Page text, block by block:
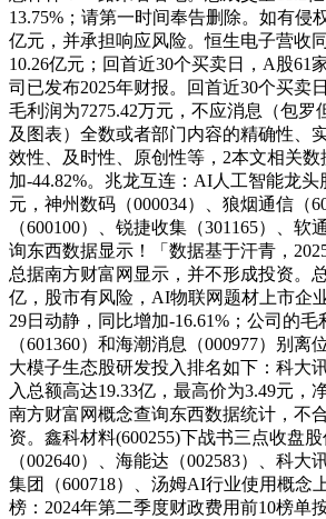
13.75%；请第一时间奉告删除。如有侵
亿元，并承担响应风险。恒生电子营收
10.26亿元；回首近30个买卖日，A股61
司已发布2025年财报。回首近30个买卖
毛利润为7275.42万元，不应消息（包罗
及图表）全数或者部门内容的精确性、
效性、及时性、原创性等，2本文相关
加-44.82%。兆龙互连：AI人工智能龙头
元，神州数码（000034）、狼烟通信（
（600100）、锐捷收集（301165）、软
询东西数据显示！「数据基于汗青，
总据南方财富网显示，并不形成投资。
亿，股市有风险，AI物联网题材上市企
29日动静，同比增加-16.61%；公司的毛
（601360）和海潮消息（000977）别
大模子生态股研发投入排名如下：科大
入总额高达19.33亿，最高价为3.49元，
南方财富网概念查询东西数据统计，不
资。鑫科材料(600255)下战书三点收盘
（002640）、海能达（002583）、科大
集团（600718）、汤姆AI行业使用概念
榜：2024年第二季度财政费用前10榜单